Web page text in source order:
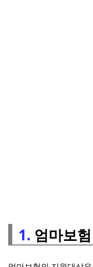
1. 엄마보